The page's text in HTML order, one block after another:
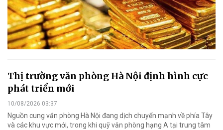
Thị trường văn phòng Hà Nội định hình cực
phát triển mới
10/08/2026 03:37
Nguồn cung văn phòng Hà Nội đang dịch chuyển mạnh về phía Tây
và các khu vực mới, trong khi quỹ văn phòng hạng A tại trung tâm